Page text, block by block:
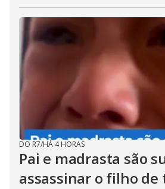
DO R7/HÁ 4 HORAS
Pai e madrasta são
assassinar o filho de